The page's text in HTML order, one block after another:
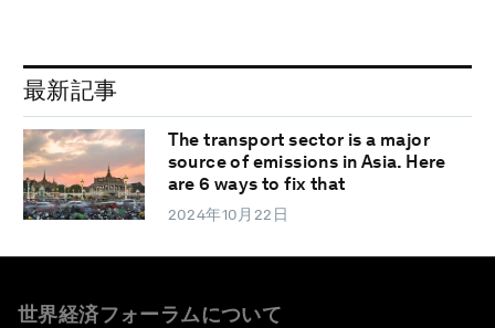
最新記事
The transport sector is a major
source of emissions in Asia. Here
are 6 ways to fix that
2024年10月22日
世界経済フォーラムについて